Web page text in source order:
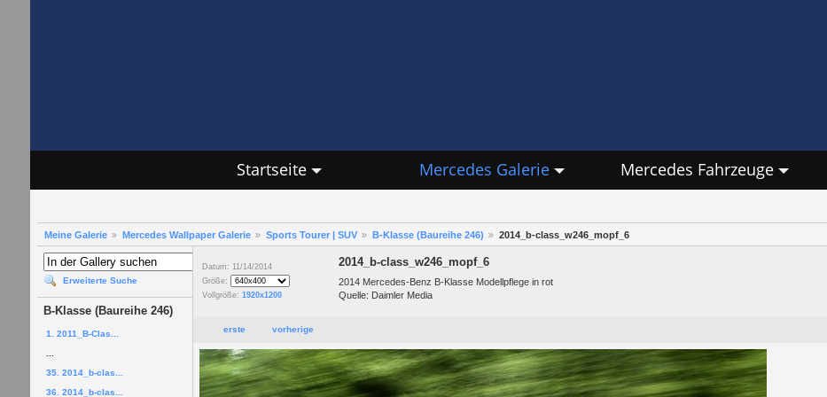
Startseite Mercedes Galerie Mercedes Fahrzeuge
Meine Galerie Mercedes Wallpaper Galerie Sports Tourer | SUV B-Klasse (Baureihe 246) 2014_b-class_w246_mopf_6
Erweiterte Suche
B-Klasse (Baureihe 246)
1. 2011_B-Clas...
35. 2014_b-clas...
36. 2014_b-clas...
Datum: 11/14/2014
Größe:
Vollgröße: 1920x1200
2014_b-class_w246_mopf_6
2014 Mercedes-Benz B-Klasse Modellpflege in rot
Quelle: Daimler Media
erste vorherige